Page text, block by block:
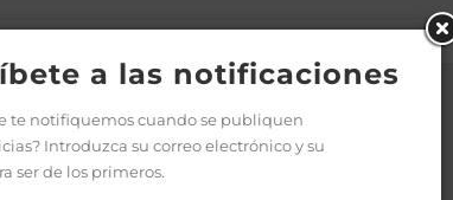
Unidos no tendrá trascendencia
a las notificaciones
te notifiquemos cuando se publiquen
Introduzca su correo electrónico y su
ser de los primeros.